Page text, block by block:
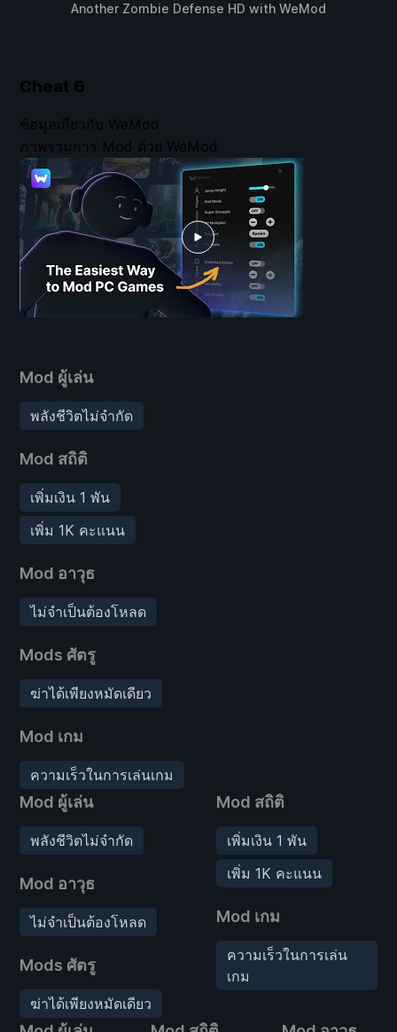
Another Zombie Defense HD with WeMod
Cheat 6
Mod ผู้เล่น
พลังชีวิตไม่จำกัด
Mod สถิติ
เพิ่มเงิน 1 พัน
เพิ่ม 1K คะแนน
Mod อาวุธ
ไม่จำเป็นต้องโหลด
Mods ศัตรู
ฆ่าได้เพียงหมัดเดียว
Mod เกม
ความเร็วในการเล่นเกม
Mod ผู้เล่น
พลังชีวิตไม่จำกัด
Mod อาวุธ
ไม่จำเป็นต้องโหลด
Mods ศัตรู
ฆ่าได้เพียงหมัดเดียว
Mod สถิติ
เพิ่มเงิน 1 พัน
เพิ่ม 1K คะแนน
Mod เกม
ความเร็วในการเล่น
เกม
ข้อมูลเกี่ยวกับ WeMod
ภาพรวมการ Mod ด้วย WeMod